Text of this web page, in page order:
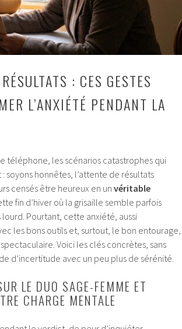
: CES GESTES
L’ANXIÉTÉ PENDANT LA
téléphone, les scénarios catastrophes qui
soyons honnêtes, l’attente de résultats
censés être heureux en un véritable
fin d’hiver où la grisaille semble parfois
Pourtant, cette anxiété, aussi
les bons outils et, surtout, le bon entourage,
Voici les clés concrètes, sans
d’incertitude avec un peu plus de sérénité.
LE DUO SAGE-FEMME ET
CHARGE MENTALE